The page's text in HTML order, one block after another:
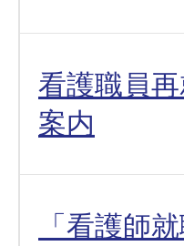
看護職員
案内
「看護師